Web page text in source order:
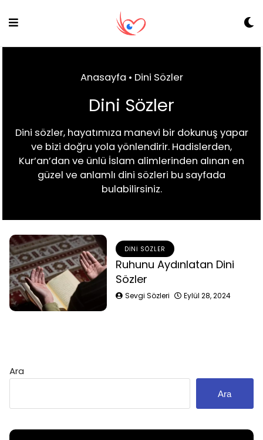
Anasayfa • Dini Sözler
Dini Sözler
Dini sözler, hayatımıza manevi bir dokunuş yapar
ve bizi doğru yola yönlendirir. Hadislerden,
Kur’an’dan ve ünlü İslam alimlerinden alınan en
güzel ve anlamlı dini sözleri bu sayfada
bulabilirsiniz.
DINI SÖZLER
Ruhunu Aydınlatan Dini
Sözler
Sevgi Sözleri Eylül 28, 2024
Ara
Ara